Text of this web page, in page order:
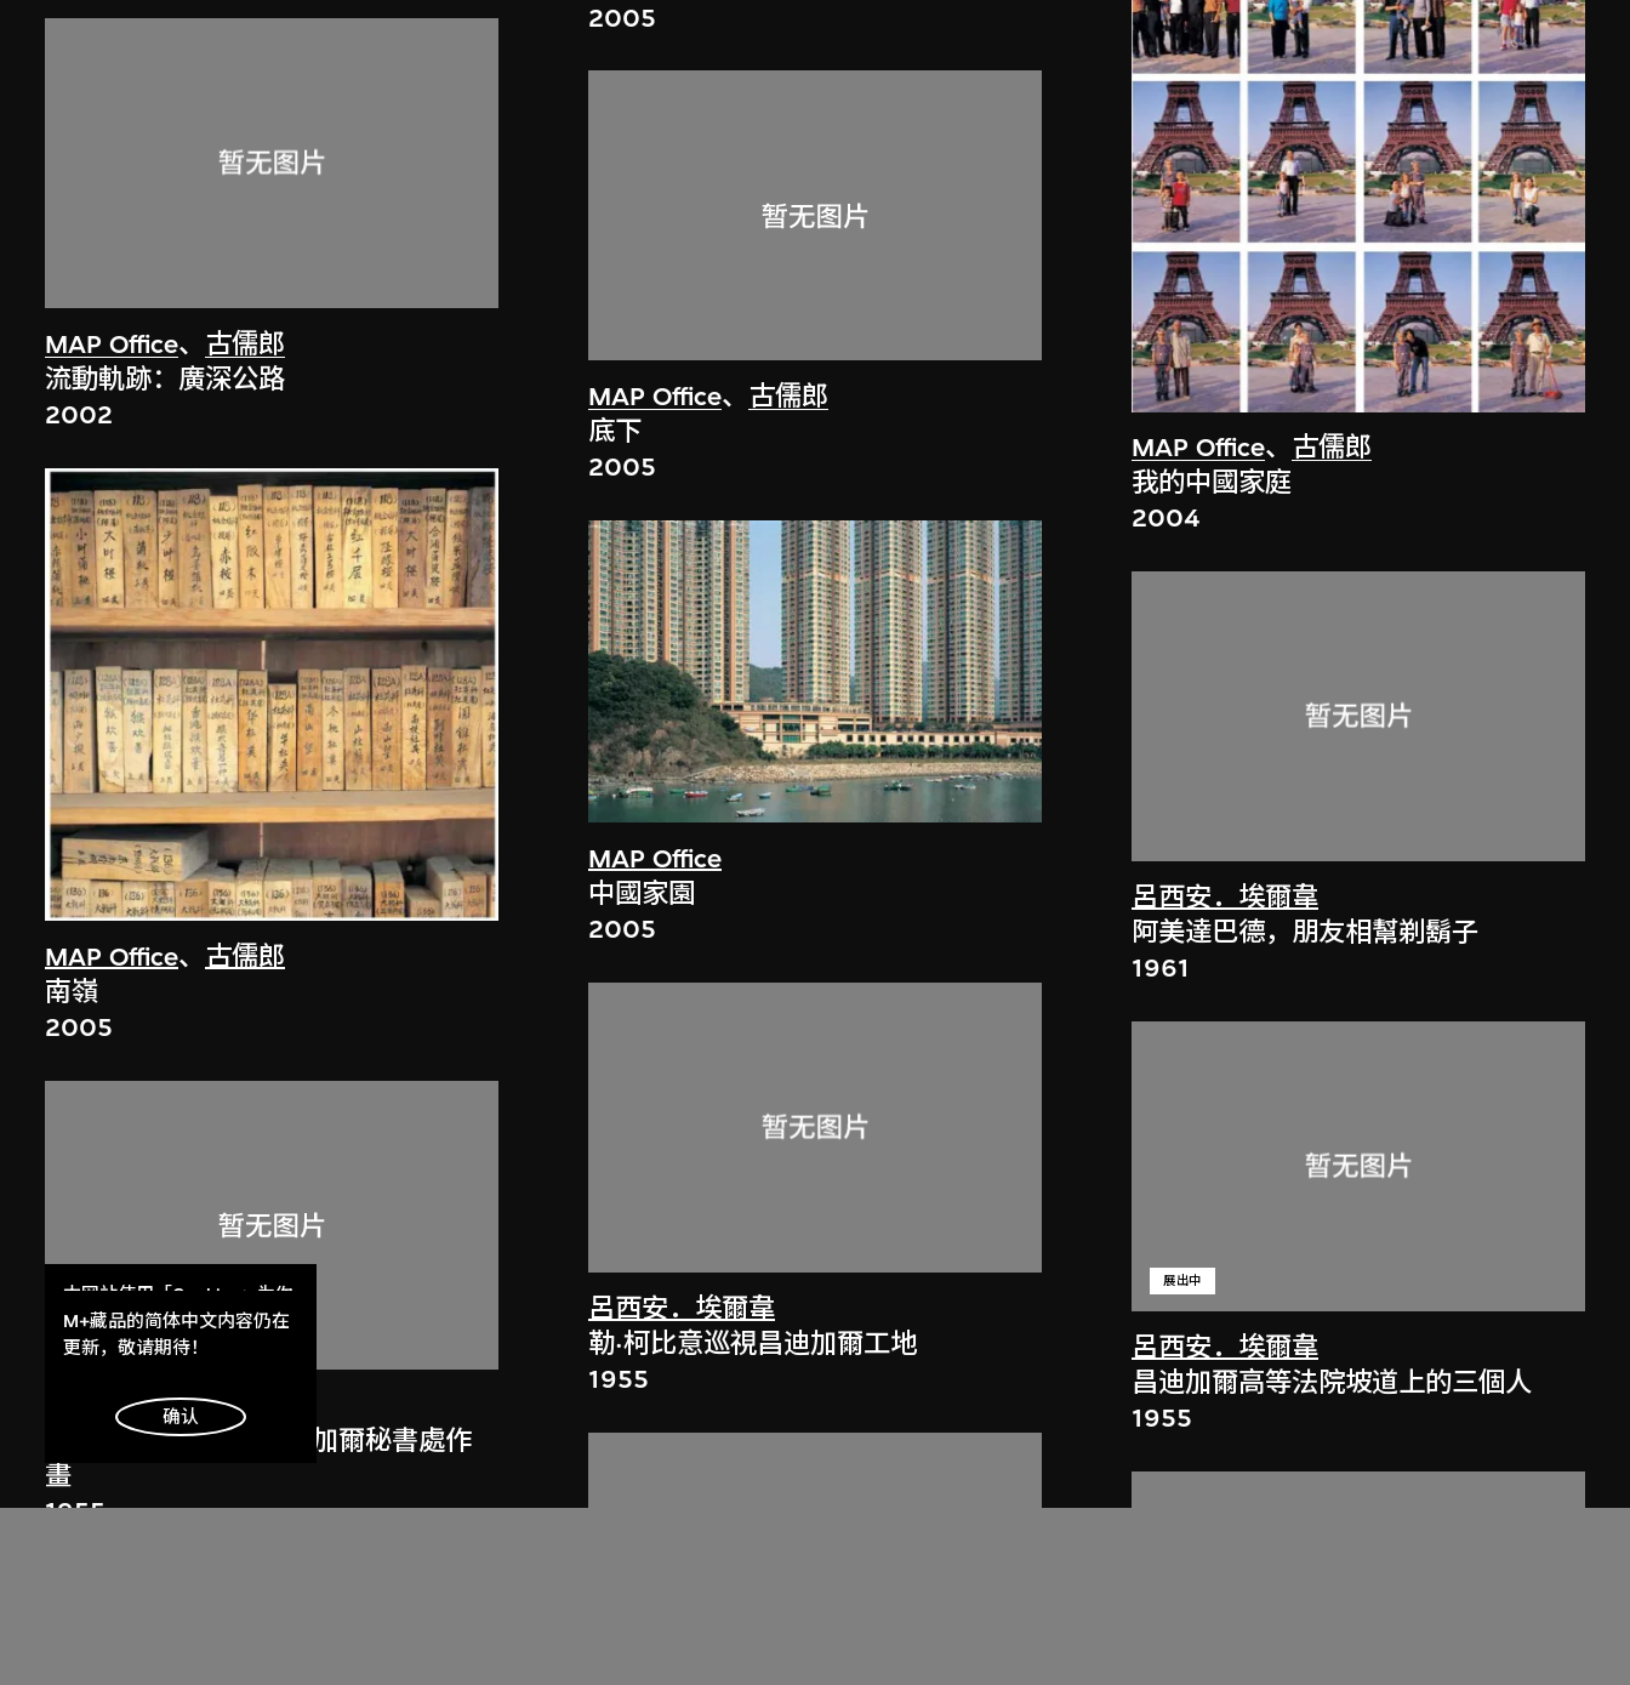
MAP Office、 古儒郎
流動軌跡：廣深公路
2002
MAP Office、 古儒郎
南嶺
2005
呂西安．埃爾韋
勒．柯比意於印度昌迪加爾秘書處作
畫
1955
2005
MAP Office、 古儒郎
底下
2005
MAP Office
中國家園
2005
呂西安．埃爾韋
勒·柯比意巡視昌迪加爾工地
1955
MAP Office、 古儒郎
我的中國家庭
2004
呂西安．埃爾韋
阿美達巴德，朋友相幫剃鬍子
1961
呂西安．埃爾韋
展出中
昌迪加爾高等法院坡道上的三個人
1955
本网站使用「Cookies」为你
提供最好的网站体验。
了解更多
明白
M+藏品的简体中文内容仍在
更新，敬请期待！
确认